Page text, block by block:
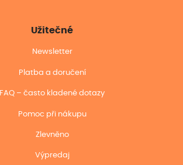
Užitečné
Newsletter
Platba a doručení
FAQ – často kladené dotazy
Pomoc při nákupu
Zlevněno
Výpredaj